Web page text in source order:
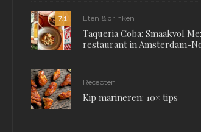
7.1 Eten & drinken
Taqueria Coba: Smaakvol
restaurant in Amsterdam-
Recepten
Kip marineren: 10× tips